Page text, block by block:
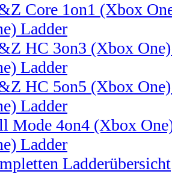
Ladder
Ladder
Ladder
Ladder
Ladderübersicht